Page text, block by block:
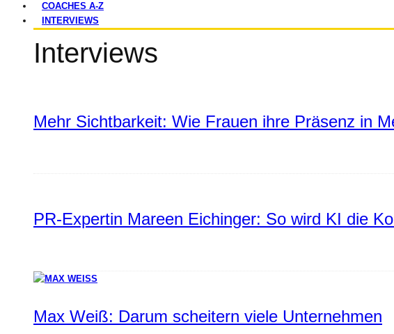
COACHES A-Z
INTERVIEWS
Interviews
Mehr Sichtbarkeit: Wie Frauen ihre Präsenz in
PR-Expertin Mareen Eichinger: So wird KI die
Max Weiß: Darum scheitern viele Unternehmen